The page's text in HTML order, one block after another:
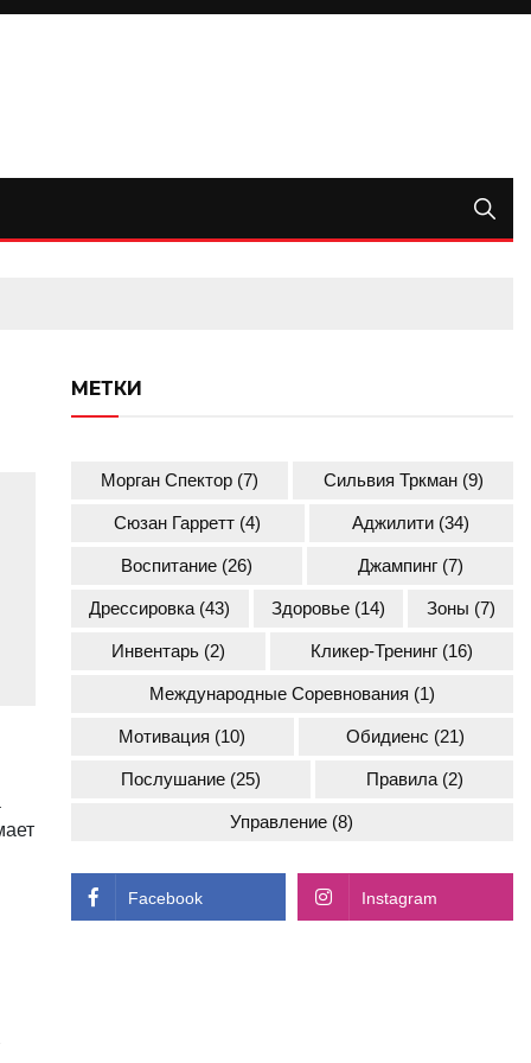
МЕТКИ
Морган Спектор (7) Сильвия Тркман(9)
Сюзан Гарретт (4) Аджилити (34)
Воспитание (26) Джампинг(7)
Дрессировка (43) Здоровье(14) Зоны (7)
Инвентарь(2) Кликер-Тренинг(16)
Международные Соревнования (1)
Мотивация (10) Обидиенс (21)
Послушание (25) Правила(2)
Управление (8)
Facebook Instagram